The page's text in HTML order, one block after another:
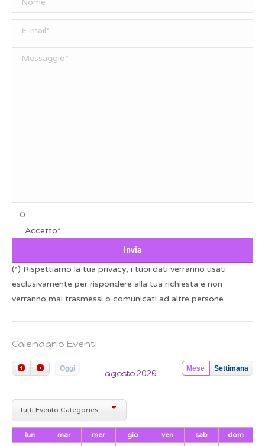
Accetto*
(*) Rispettiamo la tua privacy, i tuoi dati verranno usati
esclusivamente per rispondere alla tua richiesta e non
verranno mai trasmessi o comunicati ad altre persone.
Calendario Eventi
Oggi Mese Settimana
agosto 2026
Tutti Evento Categories
lun mar mer gio ven sab
dom